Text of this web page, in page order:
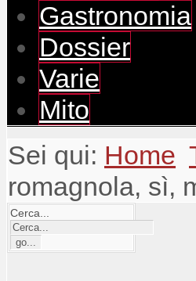
Gastronomia
Dossier
Varie
Mito
Sei qui: Home
romagnola, sì,
Cerca...